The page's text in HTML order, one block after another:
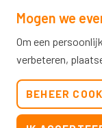
Mogen we
Om een
verbeteren,
BEHEER